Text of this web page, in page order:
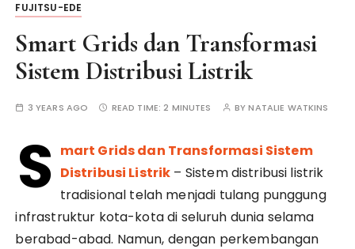
FUJITSU-EDE
Smart Grids dan Transformasi
Sistem Distribusi Listrik
3 YEARS AGO READ TIME:2 MINUTES BYNATALIE WATKINS
S mart Grids dan Transformasi Sistem
Distribusi Listrik – Sistem distribusi listrik
tradisional telah menjadi tulang punggung
infrastruktur kota-kota di seluruh dunia selama
berabad-abad. Namun, dengan perkembangan